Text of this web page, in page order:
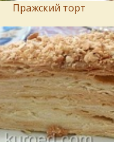
Пражский торт